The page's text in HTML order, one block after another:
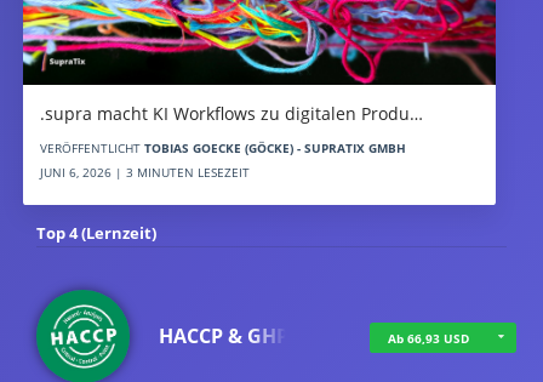
.supra macht KI Workflows zu digitalen Produ…
VERÖFFENTLICHT TOBIAS GOECKE (GÖCKE) - SUPRATIX GMBH
JUNI 6, 2026 | 3 MINUTEN LESEZEIT
Top 4 (Lernzeit)
HACCP & GHP Ab 66,93 USD